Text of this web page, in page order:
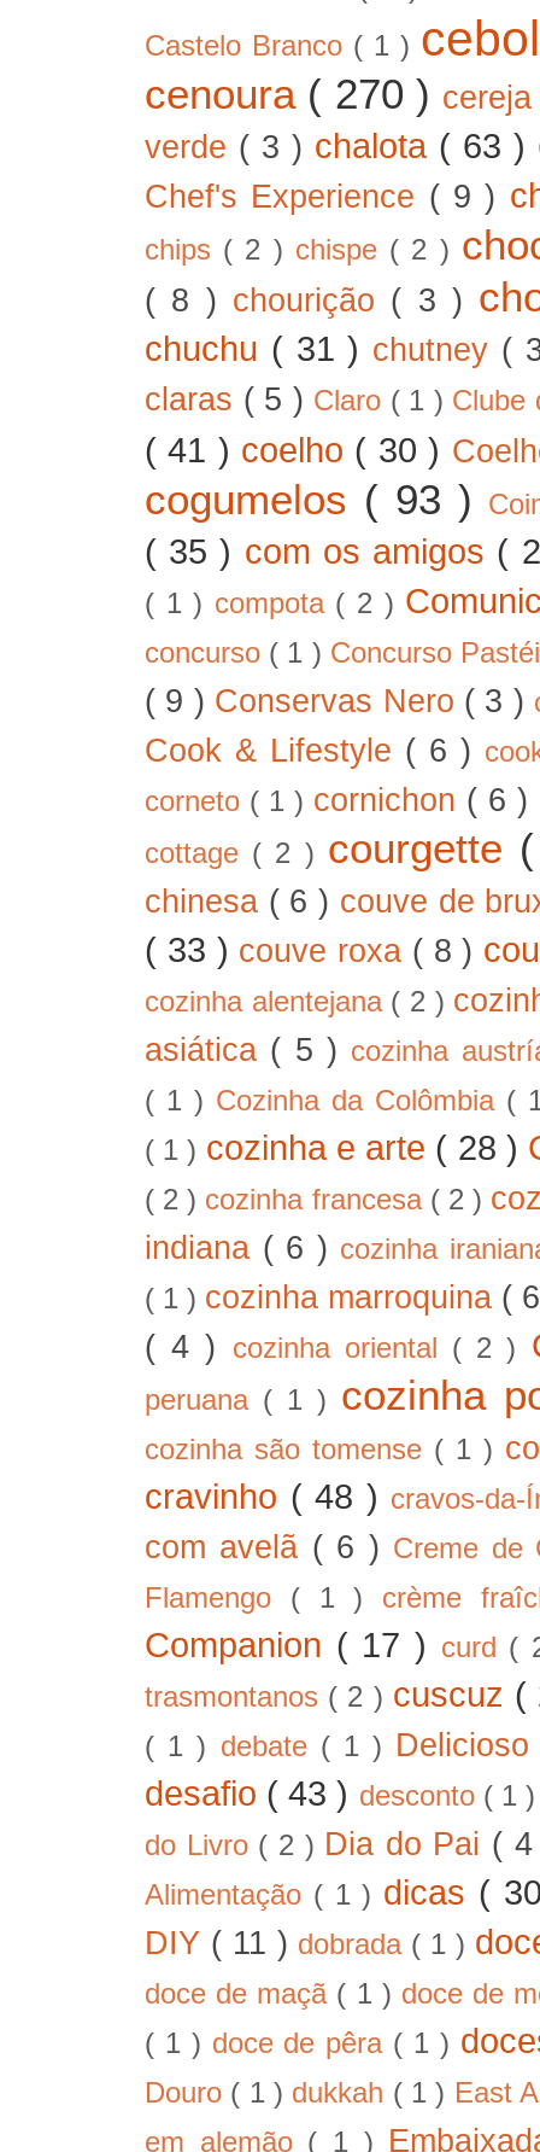
Castelo Branco ( 1 )
cenoura ( 270 )
verde ( 3 ) chalota ( 63 )
Chef's Experience ( 9 )
chips ( 2 ) chispe ( 2 )
( 8 ) chourição ( 3 )
chuchu ( 31 ) chutney (
claras ( 5 ) Claro ( 1 ) Clube
( 41 ) coelho ( 30 )
cogumelos ( 93 )
( 35 ) com os amigos (
( 1 ) compota ( 2 )
concurso ( 1 ) Concurso
( 9 ) Conservas Nero ( 3 )
Cook & Lifestyle ( 6 )
corneto ( 1 ) cornichon ( 6 )
cottage ( 2 ) courgette
chinesa ( 6 ) couve de
( 33 ) couve roxa ( 8 )
cozinha alentejana ( 2 )
asiática ( 5 ) cozinha
( 1 ) Cozinha da Colômbia (
( 1 ) cozinha e arte ( 28 )
( 2 ) cozinha francesa ( 2 )
indiana ( 6 ) cozinha
( 1 ) cozinha marroquina (
( 4 )
cozinha oriental ( 2 )
peruana ( 1 ) cozinha
cozinha são tomense ( 1 )
cravinho ( 48 ) cravos-
com avelã ( 6 ) Creme de
Flamengo ( 1 ) crème
Companion ( 17 ) curd (
trasmontanos ( 2 ) cuscuz (
( 1 ) debate ( 1 )
desafio ( 43 ) desconto ( 1
do Livro ( 2 ) Dia do Pai (
Alimentação ( 1 ) dicas (
DIY ( 11 ) dobrada ( 1 )
doce de maçã ( 1 ) doce de
( 1 ) doce de pêra ( 1 )
Douro ( 1 ) dukkah ( 1 ) East
em alemão ( 1 )